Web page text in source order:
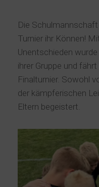
Die
Turnier ihr Können!
Unentschieden
ihrer Gruppe und
Finalturnier. Sowohl
der kämpferischen
Eltern begeistert.